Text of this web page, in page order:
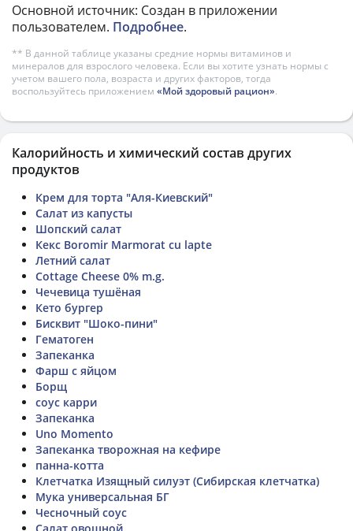
Основной источник: Создан в приложении
пользователем. Подробнее.
** В данной таблице указаны средние нормы витаминов и
минералов для взрослого человека. Если вы хотите узнать нормы с
учетом вашего пола, возраста и других факторов, тогда
воспользуйтесь приложением «Мой здоровый рацион».
Калорийность и химический состав других
продуктов
Крем для торта "Аля-Киевский"
Салат из капусты
Шопский салат
Кекс Boromir Marmorat cu lapte
Летний салат
Cottage Cheese 0% m.g.
Чечевица тушёная
Кето бургер
Бисквит "Шоко-пини"
Гематоген
Запеканка
Фарш с яйцом
Борщ
соус карри
Запеканка
Uno Momento
Запеканка творожная на кефире
панна-котта
Клетчатка Изящный силуэт (Сибирская клетчатка)
Мука универсальная БГ
Чесночный соус